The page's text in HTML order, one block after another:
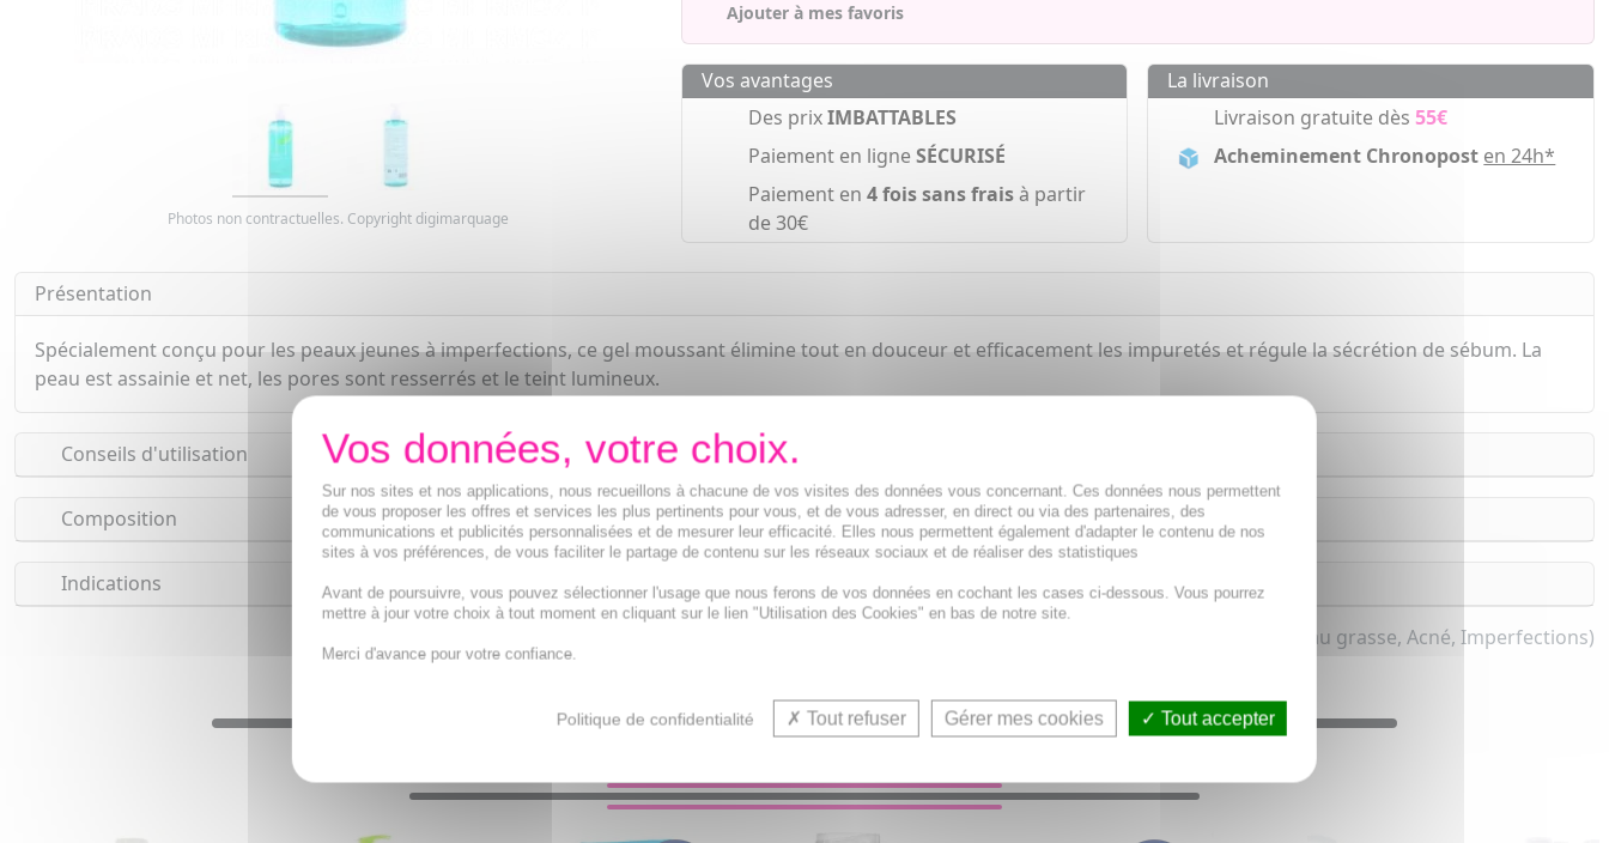
Photos non contractuelles. Copyright digimarquage
Ajouter à mes favoris
Vos avantages
Des prixIMBATTABLES
Paiement en ligneSÉCURISÉ
Paiement en 4 fois sans fraisà partir
de 30€
La livraison
Livraison gratuite dès55€
Acheminement Chronopost en 24h*
Présentation
Spécialement conçu pour les peaux jeunes à imperfections, ce gel moussant élimine tout en douceur et efficacement les impuretés et régule la sécrétion de sébum. La
peau est assainie et net, les pores sont resserrés et le teint lumineux.
Conseils d'utilisation
Composition
Indications
Gel nettoyant anti-imperfection et Soin anti-imperfection corps pour femme et homme (Peau grasse, Acné, Imperfections)
Sur nos sites et nos applications, nous recueillons à chacune de vos visites des données vous concernant. Ces données nous permettent
de vous proposer les offres et services les plus pertinents pour vous, et de vous adresser, en direct ou via des partenaires, des
communications et publicités personnalisées et de mesurer leur efficacité. Elles nous permettent également d'adapter le contenu de nos
sites à vos préférences, de vous faciliter le partage de contenu sur les réseaux sociaux et de réaliser des statistiques
Avant de poursuivre, vous pouvez sélectionner l'usage que nous ferons de vos données en cochant les cases ci-dessous. Vous pourrez
mettre à jour votre choix à tout moment en cliquant sur le lien "Utilisation des Cookies" en bas de notre site.
Merci d'avance pour votre confiance.
Politique de confidentialité Tout refuser Gérer mes cookies Tout accepter